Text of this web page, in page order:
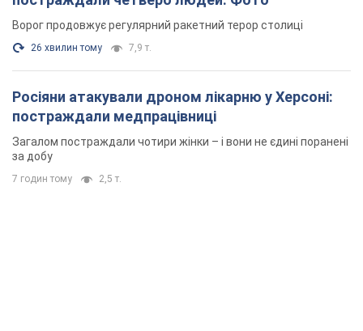
Ворог продовжує регулярний ракетний терор столиці
26 хвилин тому 7,9 т.
Росіяни атакували дроном лікарню у Херсоні:
постраждали медпрацівниці
Загалом постраждали чотири жінки – і вони не єдині поранені
за добу
7 годин тому 2,5 т.